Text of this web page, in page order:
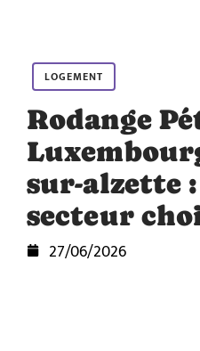
LOGEMENT
Rodange
sur-alzette
secteur
27/06/2026